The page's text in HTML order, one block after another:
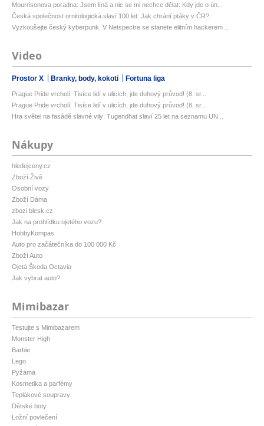
Mourrisonova poradna: Jsem líná a nic se mi nechce dělat: Kdy jde o ún...
Česká společnost ornitologická slaví 100 let: Jak chrání ptáky v ČR?
Vyzkoušejte český kyberpunk. V Netspectre se stanete elitním hackerem ...
Video
Prostor X Branky, body, kokoti Fortuna liga
Prague Pride vrcholí: Tisíce lidí v ulicích, jde duhový průvod! (8. sr...
Prague Pride vrcholí: Tisíce lidí v ulicích, jde duhový průvod! (8. sr...
Hra světel na fasádě slavné vily: Tugendhat slaví 25 let na seznamu UN...
Nákupy
hledejceny.cz
Zboží Živě
Osobní vozy
Zboží Dáma
zbozi.blesk.cz
Jak na prohlídku ojetého vozu?
HobbyKompas
Auto pro začátečníka do 100 000 Kč
Zboží Auto
Ojetá Škoda Octavia
Jak vybrat auto?
Mimibazar
Testujte s Mimibazarem
Monster High
Barbie
Lego
Pyžama
Kosmetika a parfémy
Teplákové soupravy
Dětské boty
Ložní povlečení